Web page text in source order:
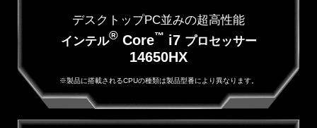
デスクトップPC並みの超高性能
インテル®Core™ i7 プロセッサー
14650HX
※製品に搭載されるCPUの種類は製品型番により異なります。